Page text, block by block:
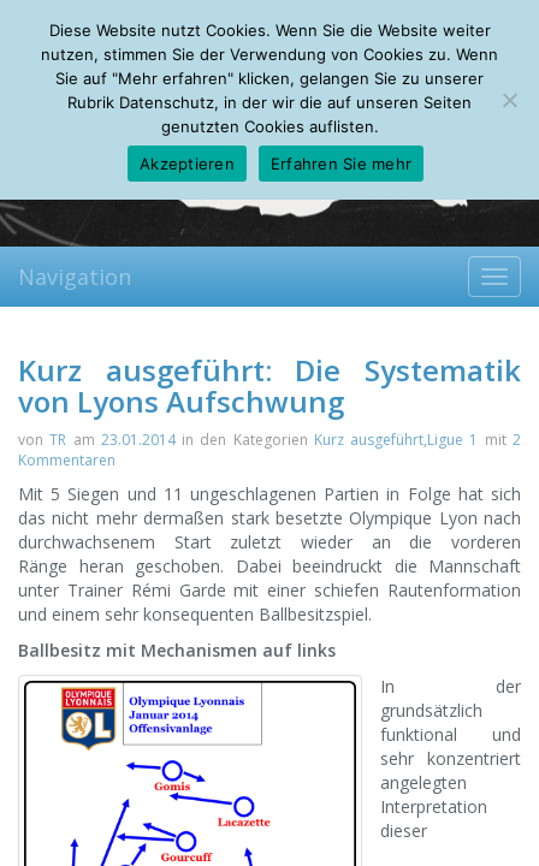
Sunday, 09.08.2026
Mein Account
About Autoren Leseempfehlungen FAQ
Navigation
Kurz ausgeführt: Die Systematik
von Lyons Aufschwung
vonTR am 23.01.2014in den Kategorien Kurz ausgeführt,Ligue 1 mit2
Kommentaren
Mit 5 Siegen und 11 ungeschlagenen Partien in Folge hat sich
das nicht mehr dermaßen stark besetzte Olympique Lyon nach
durchwachsenem Start zuletzt wieder an die vorderen
Ränge heran geschoben. Dabei beeindruckt die Mannschaft
unter Trainer Rémi Garde mit einer schiefen Rautenformation
und einem sehr konsequenten Ballbesitzspiel.
Ballbesitz mit Mechanismen auf links
In der
grundsätzlich
funktional und
sehr konzentriert
angelegten
Interpretation
dieser
Diese Website nutzt Cookies. Wenn Sie die Website weiter
nutzen, stimmen Sie der Verwendung von Cookies zu. Wenn
Sie auf "Mehr erfahren" klicken, gelangen Sie zu unserer
Rubrik Datenschutz, in der wir die auf unseren Seiten
genutzten Cookies auflisten.
Akzeptieren
Erfahren Sie mehr